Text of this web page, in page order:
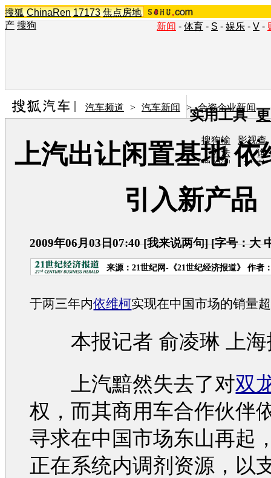
搜狐 ChinaRen 17173 焦点房地
产 搜狗 新闻 - 体育 - S - 娱乐 - V -
实用工具
搜狗输
入法
影视查
询
搜狗浏
TV节
乐盒
汽车频道 > 汽车新闻 > 合资企业新闻
上汽出让闲置基地 依
引入新产品
2009年06月03日07:40 [我来说两句] [字号：大
来源：21世纪网-《21世纪经济报道》 作者
于两三年内依维柯实现在中国市场的销量
本报记者 俞凌琳 上海
上汽黯然失去了对双
权，而其商用车合作伙伴
寻求在中国市场东山再起
正在系统内调剂资源，以